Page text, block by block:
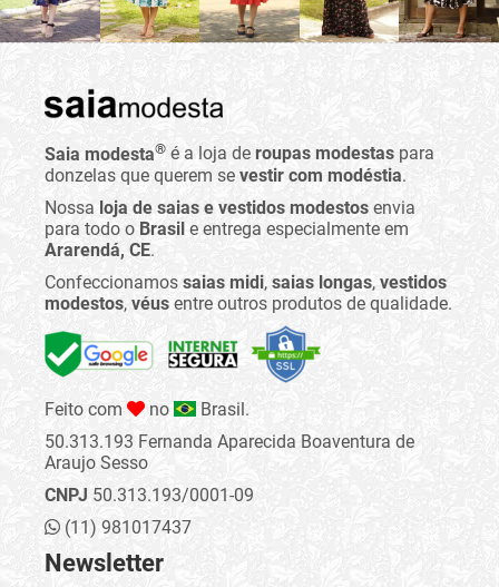
Saia modesta® é a loja de roupas modestas para
donzelas que querem se vestir com modéstia.
Nossa loja de saias e vestidos modestos envia
para todo o Brasil e entrega especialmente em
Ararendá, CE.
Confeccionamos saias midi, saias longas, vestidos
modestos, véus entre outros produtos de qualidade.
Feito com no
Brasil.
50.313.193 Fernanda Aparecida Boaventura de
Araujo Sesso
CNPJ 50.313.193/0001-09
(11) 981017437
Newsletter